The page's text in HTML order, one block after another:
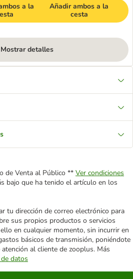
a la
Añadir ambos a la
cesta
Mostrar detalles
de Venta al Público ** Ver condiciones
bajo que ha tenido el artículo en los
tu dirección de correo electrónico para
sus propios productos o servicios
en cualquier momento, sin incurrir en
básicos de transmisión, poniéndote
al cliente de zooplus. Más
datos